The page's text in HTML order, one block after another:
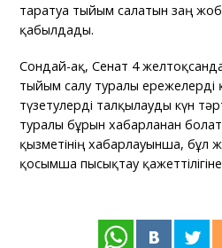
таратуға тыйым салатын заң
қабылдады.
Сондай-ақ, Сенат 4
тыйым салу туралы ережелерді
түзетулерді талқылауды күн
туралы бұрын хабарланған
қызметінің хабарлауынша, бұл
қосымша пысықтау